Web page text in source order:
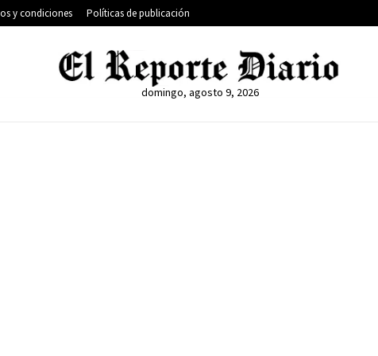
y condiciones Políticas de publicación
domingo, agosto 9, 2026